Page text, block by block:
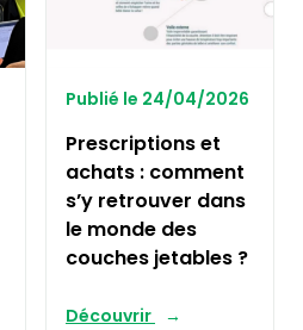
Publié le 24/04/2026
Prescriptions et
achats : comment
s’y retrouver dans
le monde des
couches jetables ?
Découvrir